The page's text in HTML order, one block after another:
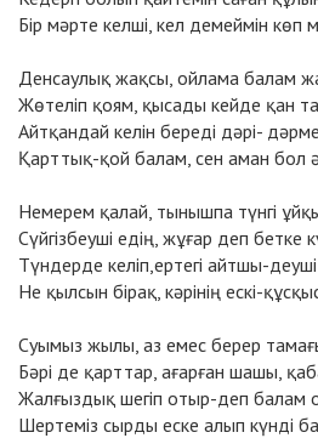
Бір мәрте келші, кел демеймін көп
Денсаулық жақсы, ойлама балам
Жөтеліп қоям, қысады кейде қан
Айтқандай келін береді дәрі-
Қарттық-қой балам, сен аман бол
Немерем қалай, тынышпа түнгі
Сүйгізбеуші едің, жұғар деп бетке
Түндерде келіп,ертегі айтшы-деуші
Не қылсын бірақ, кәрінің ескі-
Суымыз жылы, аз емес берер
Бәрі де қарттар, ағарған шашы,
Жалғыздық шегіп отыр-деп балам
Шертеміз сырды еске алып күнді